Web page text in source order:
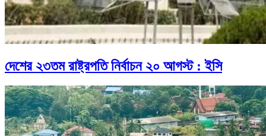
দেশের ২৩তম রাষ্ট্রপতি নির্বাচন ২০ আগস্ট : ইসি